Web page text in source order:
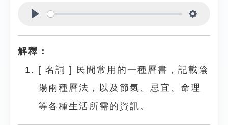
解釋：
[ 名詞 ] 民間常用的一種曆書，記載陰
陽兩種曆法，以及節氣、忌宜、命理
等各種生活所需的資訊。